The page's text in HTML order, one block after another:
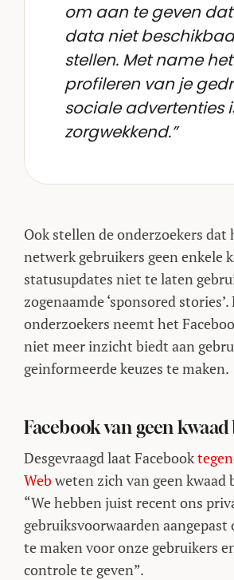
om aan te geven
data niet
stellen. Met name het
profileren van je
sociale advertenties
zorgwekkend.”
Ook stellen de onderzoekers dat
netwerk gebruikers geen enkele
statusupdates niet te laten
zogenaamde ‘sponsored
onderzoekers neemt het
niet meer inzicht biedt aan
geinformeerde keuzes te maken.
Facebook van geen kwaad
Desgevraagd laat Facebook
Web weten zich van geen kwaad
“We hebben juist recent ons
gebruiksvoorwaarden
te maken voor onze gebruikers
controle te geven”.